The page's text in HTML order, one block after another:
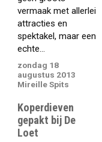
vermaak met allerlei
attracties en
spektakel, maar een
echte...
zondag 18
augustus 2013
Mireille Spits
Koperdieven
gepakt bij De
Loet